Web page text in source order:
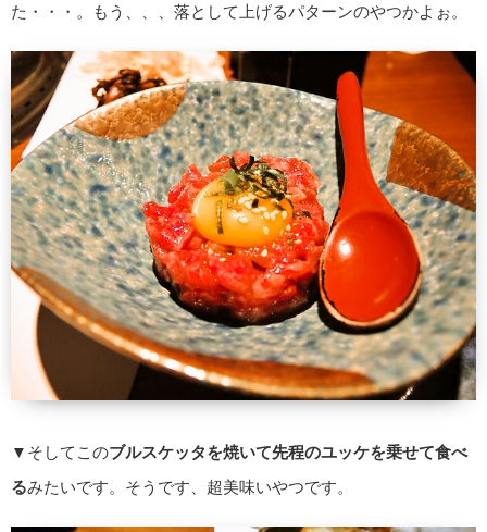
た・・・。もう、、、落として上げるパターンのやつかよぉ。
▼そしてこのブルスケッタを焼いて先程のユッケを乗せて食べ
るみたいです。そうです、超美味いやつです。